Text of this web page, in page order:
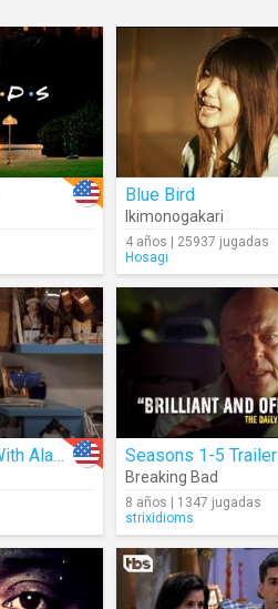
Blue Bird
Ikimonogakari
4 años | 25937 jugadas
Hosagi
Monica Breaks Up With Alan (Season 1) Seasons 1-5 Trailer
Breaking Bad
8 años | 1347 jugadas
strixidioms